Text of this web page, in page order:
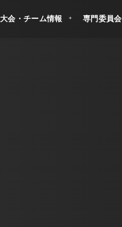
大会・チーム情報 専門委員会